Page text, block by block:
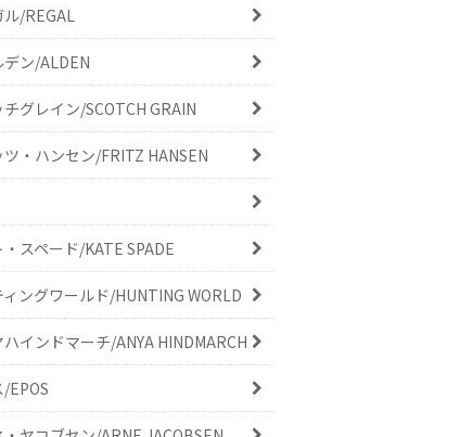
ル/REGAL
デン/ALDEN
チグレイン/SCOTCH GRAIN
ツ・ハンセン/FRITZ HANSEN
スペード/KATE SPADE
ィングワールド/HUNTING WORLD
インドマーチ/ANYA HINDMARCH
EPOS